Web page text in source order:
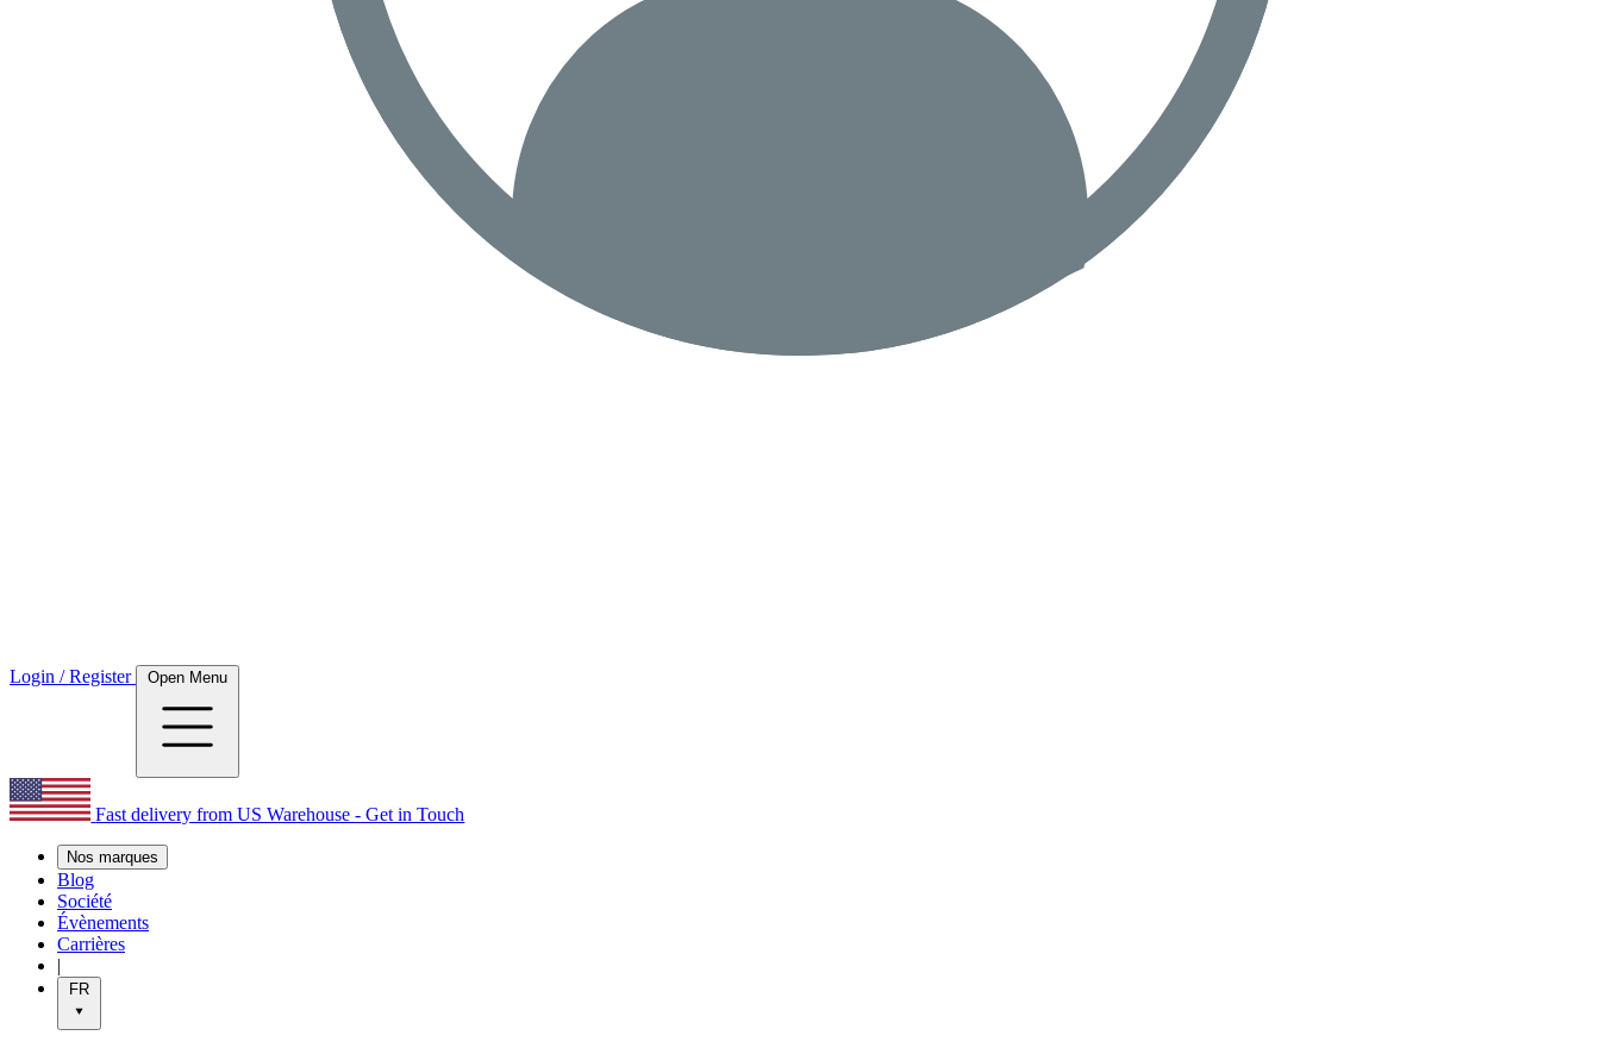
Login / Register Open Menu
Fast delivery from US Warehouse - Get in Touch
Nos marques
Blog
Société
Évènements
Carrières
|
FR